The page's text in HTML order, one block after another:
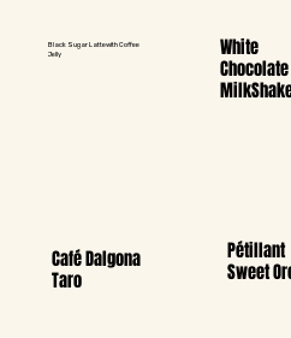
Pétillant
Sweet
Café Dalgona
Taro
White
Chocolate
Black Sugar Lattewith Coffee
Jelly